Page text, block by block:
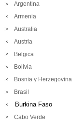
Argentina
Armenia
Australia
Austria
Belgica
Bolivia
Bosnia y Herzegovina
Brasil
Burkina Faso
Cabo Verde